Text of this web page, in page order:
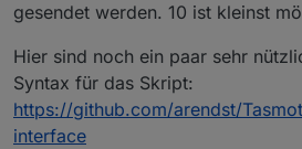
gesendet werden. 10 ist kleinst
Hier sind noch ein paar sehr
Syntax für das Skript:
https://github.com/arendst/
interface